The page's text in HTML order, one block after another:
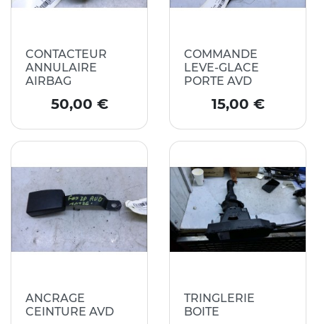
CONTACTEUR
ANNULAIRE
AIRBAG
Prix
50,00 €
COMMANDE
LEVE-GLACE
PORTE AVD
Prix
15,00 €
ANCRAGE
CEINTURE AVD
TRINGLERIE
BOITE